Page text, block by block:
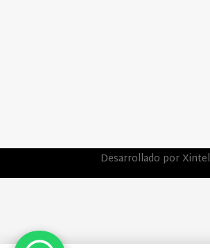
Desarrollado por Xintel